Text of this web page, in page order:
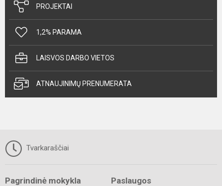
PROJEKTAI
1,2% PARAMA
LAISVOS DARBO VIETOS
ATNAUJINIMŲ PRENUMERATA
Tvarkaraščiai
Pagrindinė mokykla Paslaugos